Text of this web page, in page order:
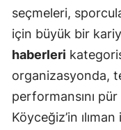
seçmeleri,
için büyük bir
haberleri
organizasyonda,
performansını
Köyceğiz’in